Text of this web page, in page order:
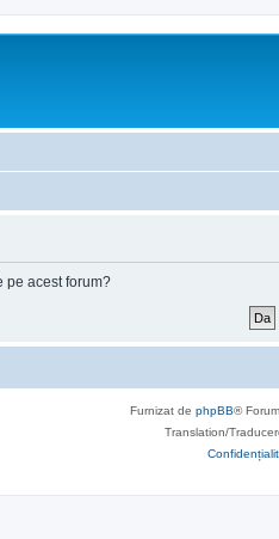
pe acest forum?
Furnizat de phpBB®
Translation/